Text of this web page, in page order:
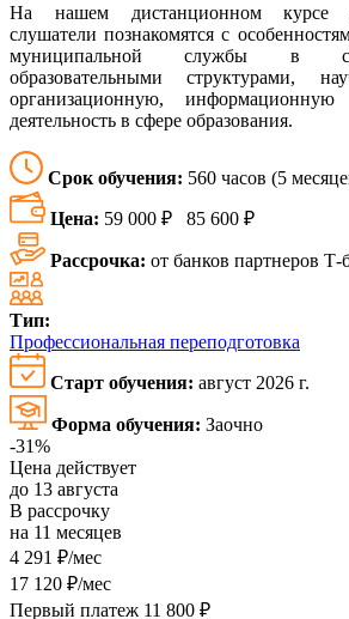
На нашем дистанционном курсе
слушатели познакомятся с
муниципальной службы в
образовательными структурами,
организационную,
деятельность в сфере образования.
Срок обучения: 560 часов (5
Цена: 59 000 ₽ 85 600 ₽
Рассрочка: от банков партнеров
Тип:
Профессиональная переподготовка
Старт обучения: август 2026 г.
Форма обучения: Заочно
-31%
Цена действует
до 13 августа
В рассрочку
на 11 месяцев
4 291 ₽/мес
17 120 ₽/мес
Первый платеж 11 800 ₽